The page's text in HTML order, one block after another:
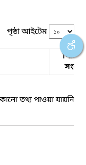
পৃষ্ঠা আইটেম
তথ্য পাওয়া যায়নি।